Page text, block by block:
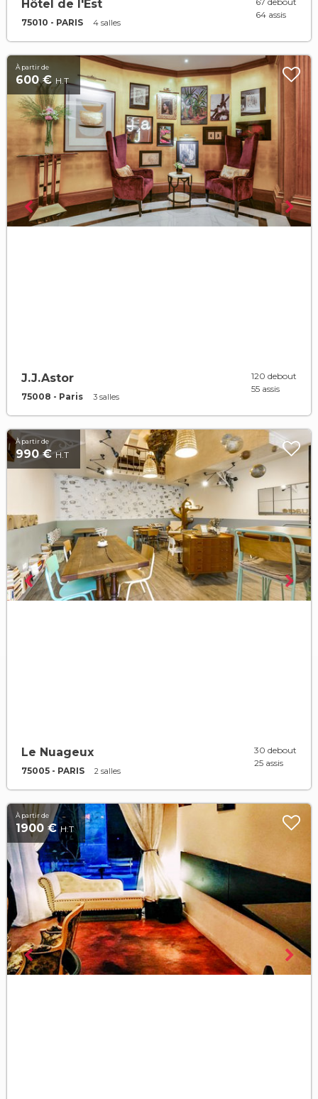
Hôtel de l'Est
75010 - PARIS 4 salles
64 assis
À partir de
600 € H.T
J.J.Astor
75008 - Paris 3 salles
120 debout
55 assis
À partir de
990 €H.T
Le Nuageux
75005 - PARIS 2 salles
30 debout
25 assis
À partir de
1900 €H.T